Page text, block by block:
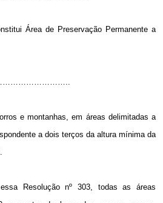
Área de Preservação Permanente a
e montanhas, em áreas delimitadas a
a dois terços da altura mínima da
Resolução nº 303, todas as áreas